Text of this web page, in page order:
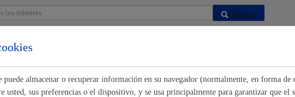
Impuestos y multas
Vivienda y urbanismo
Buscar
certificado
almacenar o recuperar información en su navegador (normalmente, en forma de
usted, sus preferencias o el dispositivo, y se usa principalmente para garantizar que el